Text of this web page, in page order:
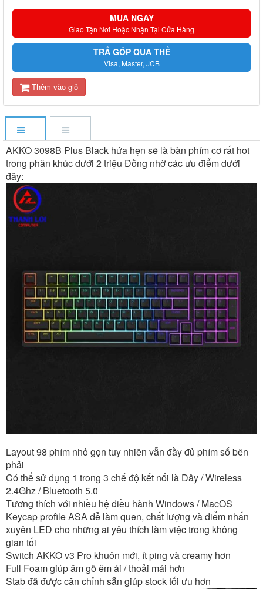
MUA NGAY
Giao Tận Nơi Hoặc Nhận Tại Cửa Hàng
TRẢ GÓP QUA THẺ
Visa, Master, JCB
Thêm vào giỏ
AKKO 3098B Plus Black hứa hẹn sẽ là bàn phím cơ rất hot
trong phân khúc dưới 2 triệu Đồng nhờ các ưu điểm dưới
đây:
Layout 98 phím nhỏ gọn tuy nhiên vẫn đầy đủ phím số bên
phải
Có thể sử dụng 1 trong 3 chế độ kết nối là Dây / Wireless
2.4Ghz / Bluetooth 5.0
Tương thích với nhiều hệ điều hành Windows / MacOS
Keycap profile ASA dễ làm quen, chất lượng và điểm nhấn
xuyên LED cho những ai yêu thích làm việc trong không
gian tối
Switch AKKO v3 Pro khuôn mới, ít ping và creamy hơn
Full Foam giúp âm gõ êm ái / thoải mái hơn
Stab đã được căn chỉnh sẵn giúp stock tối ưu hơn